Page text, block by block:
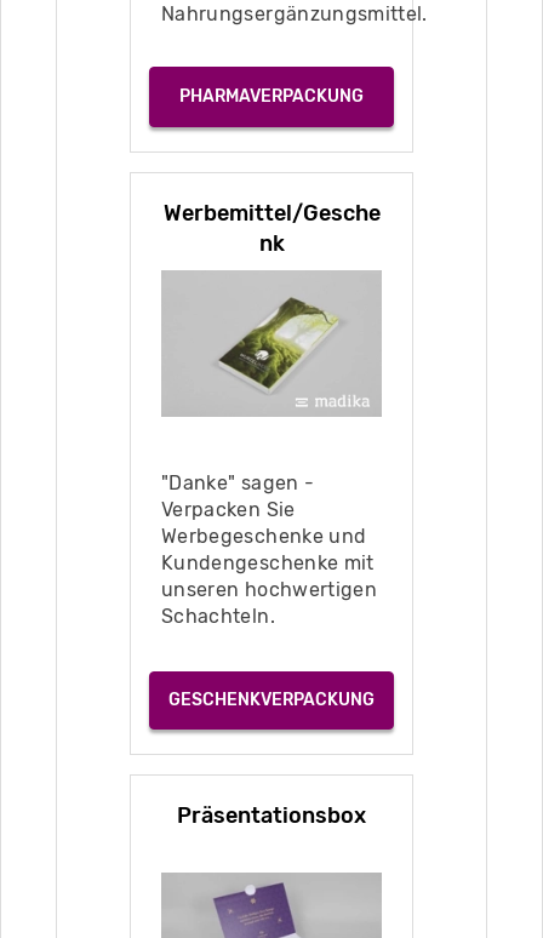
Nahrungsergänzungsmittel.
PHARMAVERPACKUNG
Werbemittel/Gesche
nk
"Danke" sagen -
Verpacken Sie
Werbegeschenke und
Kundengeschenke mit
unseren hochwertigen
Schachteln.
GESCHENKVERPACKUNG
Präsentationsbox